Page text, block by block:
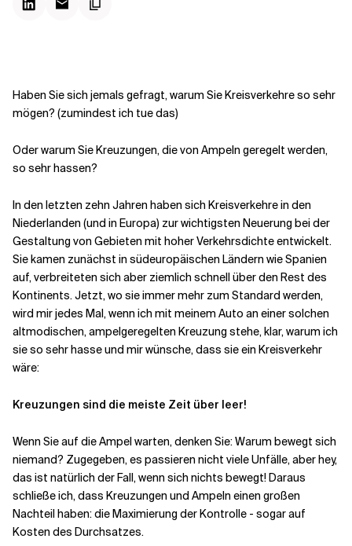
Haben Sie sich jemals gefragt, warum Sie Kreisverkehre so sehr
mögen? (zumindest ich tue das)
Oder warum Sie Kreuzungen, die von Ampeln geregelt werden,
so sehr hassen?
In den letzten zehn Jahren haben sich Kreisverkehre in den
Niederlanden (und in Europa) zur wichtigsten Neuerung bei der
Gestaltung von Gebieten mit hoher Verkehrsdichte entwickelt.
Sie kamen zunächst in südeuropäischen Ländern wie Spanien
auf, verbreiteten sich aber ziemlich schnell über den Rest des
Kontinents. Jetzt, wo sie immer mehr zum Standard werden,
wird mir jedes Mal, wenn ich mit meinem Auto an einer solchen
altmodischen, ampelgeregelten Kreuzung stehe, klar, warum ich
sie so sehr hasse und mir wünsche, dass sie ein Kreisverkehr
wäre:
Kreuzungen sind die meiste Zeit über leer!
Wenn Sie auf die Ampel warten, denken Sie: Warum bewegt sich
niemand? Zugegeben, es passieren nicht viele Unfälle, aber hey,
das ist natürlich der Fall, wenn sich nichts bewegt! Daraus
schließe ich, dass Kreuzungen und Ampeln einen großen
Nachteil haben: die Maximierung der Kontrolle - sogar auf
Kosten des Durchsatzes.